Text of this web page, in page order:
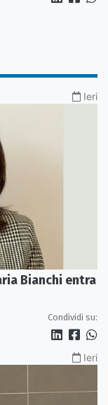
Bianchi entra
Condividi su: